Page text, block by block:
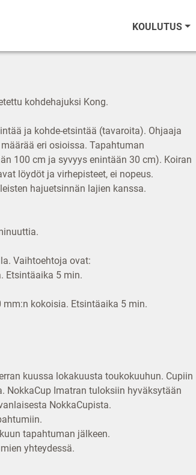
KOULUTUS
kohdehajuksi Kong.
ja kohde-etsintää (tavaroita). Ohjaaja
eri osioissa. Tapahtuman
100 cm ja syvyys enintään 30 cm). Koiran
löydöt ja virhepisteet, ei nopeus.
hajuetsinnän lajien kanssa.
Vaihtoehtoja ovat:
Etsintäaika 5 min.
kokoisia. Etsintäaika 5 min.
kuussa lokakuusta toukokuuhun. Cupiin
Imatran tuloksiin hyväksytään
NokkaCupista.
tapahtuman jälkeen.
yhteydessä.